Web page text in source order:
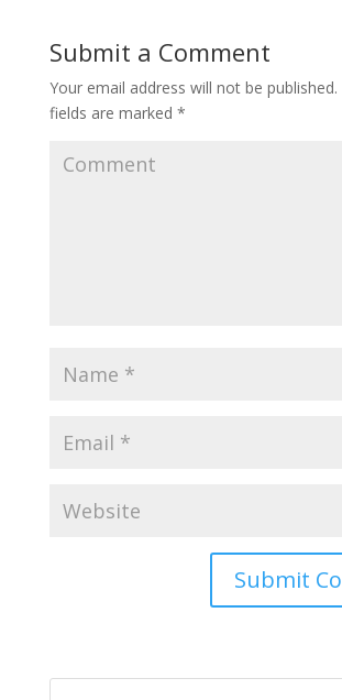
Submit a Comment
Your email address will not be published.
fields are marked *